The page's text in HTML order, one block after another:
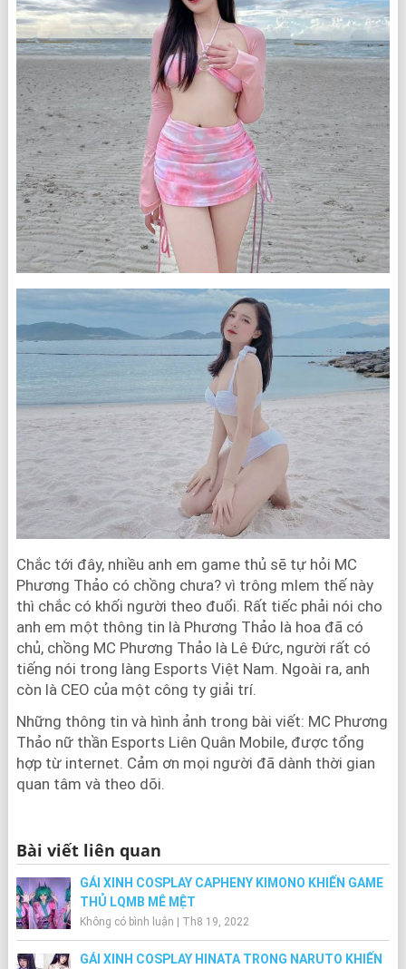
Chắc tới đây, nhiều anh em game thủ sẽ tự hỏi MC
Phương Thảo có chồng chưa? vì trông mlem thế này
thì chắc có khối người theo đuổi. Rất tiếc phải nói cho
anh em một thông tin là Phương Thảo là hoa đã có
chủ, chồng MC Phương Thảo là Lê Đức, người rất có
tiếng nói trong làng Esports Việt Nam. Ngoài ra, anh
còn là CEO của một công ty giải trí.
Những thông tin và hình ảnh trong bài viết: MC Phương
Thảo nữ thần Esports Liên Quân Mobile, được tổng
hợp từ internet. Cảm ơn mọi người đã dành thời gian
quan tâm và theo dõi.
Bài viết liên quan
GÁI XINH COSPLAY CAPHENY KIMONO KHIẾN GAME
THỦ LQMB MÊ MỆT
Không có bình luận | Th8 19, 2022
GÁI XINH COSPLAY HINATA TRONG NARUTO KHIẾN